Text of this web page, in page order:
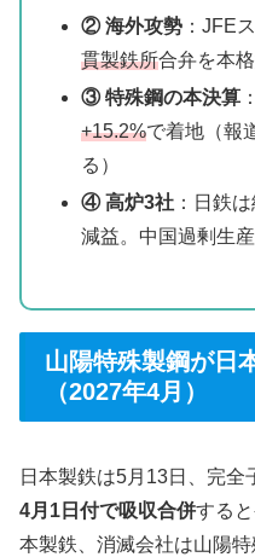
② 海外攻勢 ：JFE
貫製鉄所合弁を本
③ 特殊鋼の本決算
+15.2%で着地（報
る）
④ 高炉3社 ：日鉄
減益。中国過剰生
山陽特殊製鋼が日
（2027年4月）
日本製鉄は5月13日、完全
4月1日付で吸収合併する
本製鉄、消滅会社は山陽特